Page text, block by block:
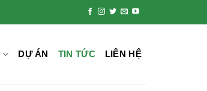
DỰ ÁN TIN TỨC LIÊN HỆ